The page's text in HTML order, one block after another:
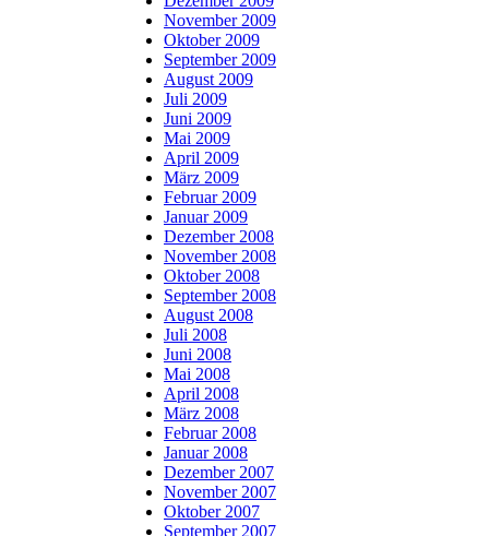
November 2009
Oktober 2009
September 2009
August 2009
Juli 2009
Juni 2009
Mai 2009
April 2009
März 2009
Februar 2009
Januar 2009
Dezember 2008
November 2008
Oktober 2008
September 2008
August 2008
Juli 2008
Juni 2008
Mai 2008
April 2008
März 2008
Februar 2008
Januar 2008
Dezember 2007
November 2007
Oktober 2007
September 2007